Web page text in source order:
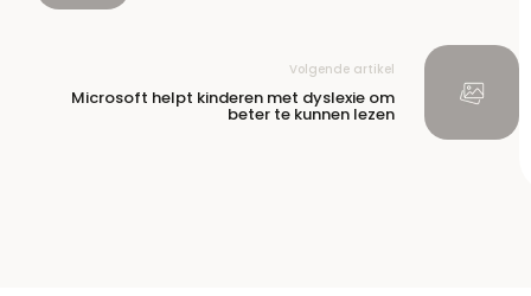
Volgende artikel
Microsoft helpt kinderen met dyslexie om
beter te kunnen lezen